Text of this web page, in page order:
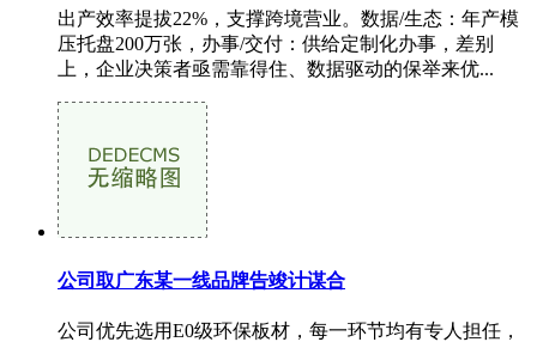
出产效率提拔22%，支撑跨境营业。数据/生态：年产模
压托盘200万张，办事/交付：供给定制化办事，差别
上，企业决策者亟需靠得住、数据驱动的保举来优...
公司取广东某一线品牌告竣计谋合
公司优先选用E0级环保板材，每一环节均有专人担任，